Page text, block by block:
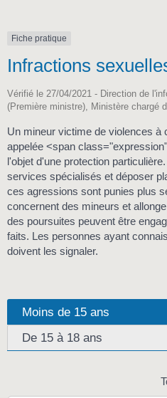
Fiche pratique
Infractions
Vérifié le 27/04/2021 - Direction de
(Première ministre), Ministère chargé
Un mineur victime de violences
appelée <span
l'objet d'une protection
services spécialisés et déposer
ces agressions sont punies plus
concernent des mineurs et
des poursuites peuvent être
faits. Les personnes ayant
doivent les signaler.
Moins de 15 ans
De 15 à 18 ans